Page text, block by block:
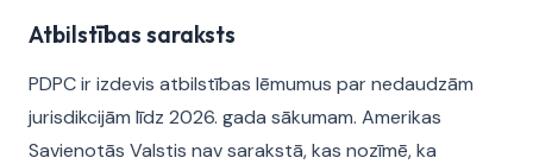
Atbilstības saraksts
PDPC ir izdevis atbilstības lēmumus par nedaudzām
jurisdikcijām līdz 2026. gada sākumam. Amerikas
Savienotās Valstis nav sarakstā, kas nozīmē, ka